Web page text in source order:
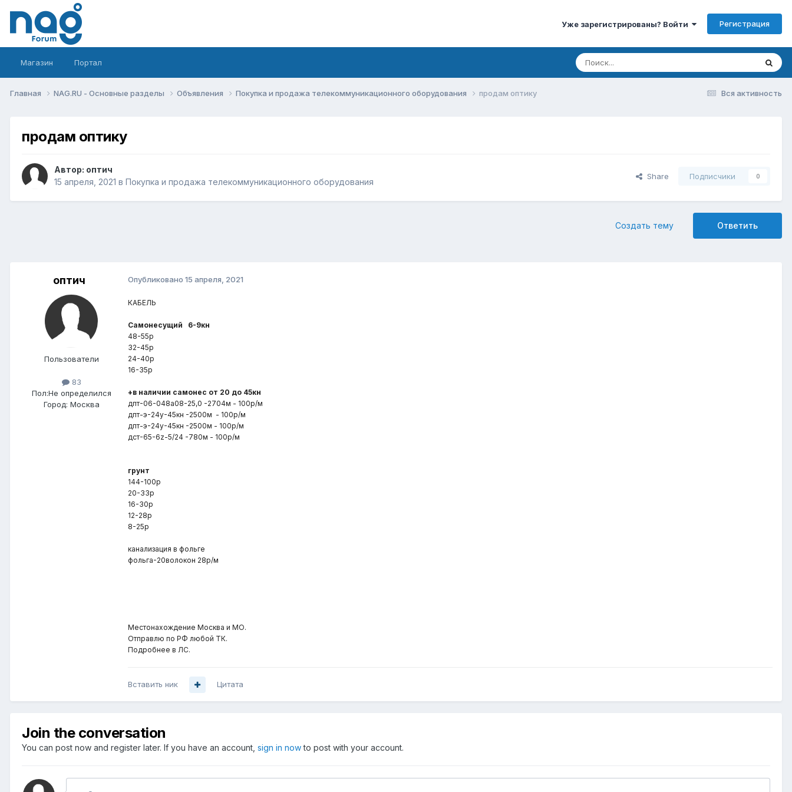
Уже зарегистрированы? Войти Регистрация
Магазин Портал
Вся активность
Главная NAG.RU - Основные разделы Объявления Покупка и продажа телекоммуникационного оборудования продам оптику
продам оптику
Автор: оптич
15 апреля, 2021 в Покупка и продажа телекоммуникационного оборудования
Share Подписчики 0
Ответить
Создать тему
оптич
Пользователи
83
Пол:Не определился
Город: Москва
Опубликовано 15 апреля, 2021
КАБЕЛЬ
Самонесущий 6-9кн
48-55р
32-45р
24-40р
16-35р
+в наличии самонес от 20 до 45кн
дпт-06-048а08-25,0 -2704м - 100р/м
дпт-э-24у-45кн -2500м - 100р/м
дпт-э-24у-45кн -2500м - 100р/м
дст-65-6z-5/24 -780м - 100р/м
грунт
144-100р
20-33р
16-30р
12-28р
8-25р
канализация в фольге
фольга-20волокон 28р/м
Местонахождение Москва и МО.
Отправлю по РФ любой ТК.
Подробнее в ЛС.
Вставить ник Цитата
Join the conversation
You can post now and register later. If you have an account, sign in nowto post with your account.